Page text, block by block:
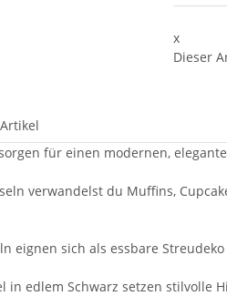
x
Dieser
für einen modernen,
verwandelst du Muffins,
eignen sich als essbare
edlem Schwarz setzen